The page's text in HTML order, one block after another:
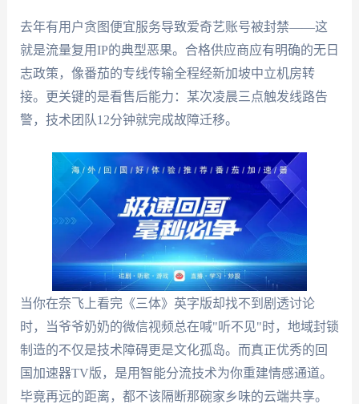
去年有用户贪图便宜服务导致爱奇艺账号被封禁——这
就是流量复用IP的典型恶果。合格供应商应有明确的无日
志政策，像番茄的专线传输全程经新加坡中立机房转
接。更关键的是看售后能力：某次凌晨三点触发线路告
警，技术团队12分钟就完成故障迁移。
当你在奈飞上看完《三体》英字版却找不到剧透讨论
时，当爷爷奶奶的微信视频总在喊"听不见"时，地域封锁
制造的不仅是技术障碍更是文化孤岛。而真正优秀的回
国加速器TV版，是用智能分流技术为你重建情感通道。
毕竟再远的距离，都不该隔断那碗家乡味的云端共享。